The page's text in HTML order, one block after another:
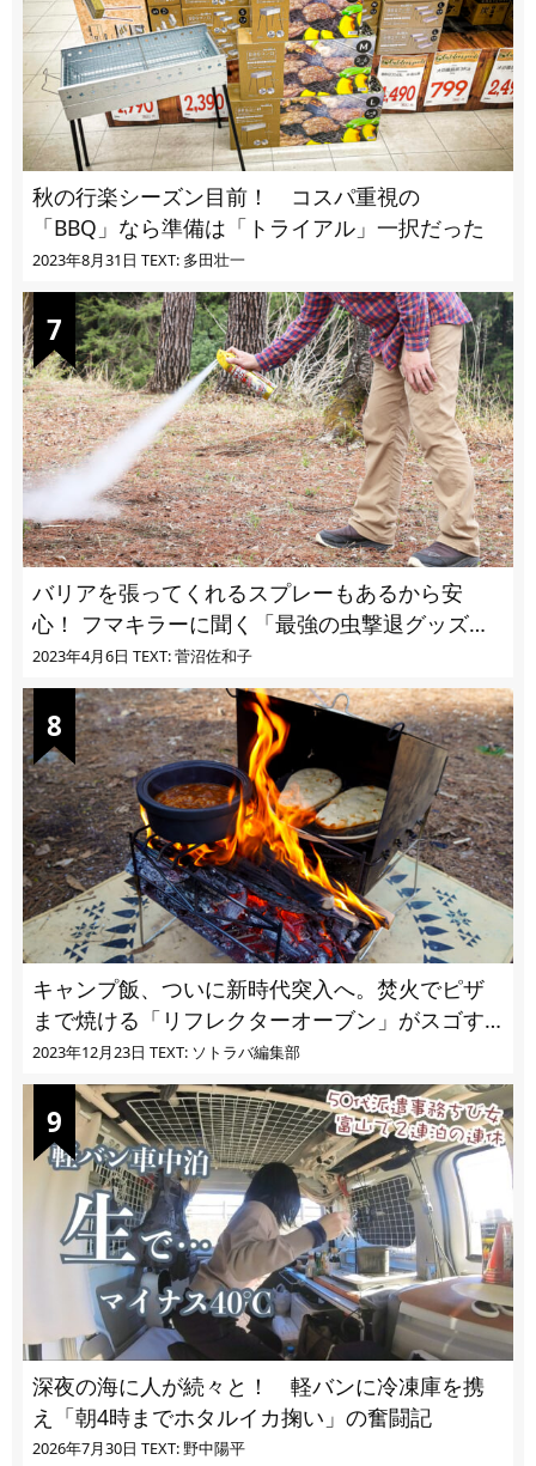
秋の行楽シーズン目前！ コスパ重視の
「BBQ」なら準備は「トライアル」一択だった
2023年8月31日 TEXT: 多田壮一
バリアを張ってくれるスプレーもあるから安
心！ フマキラーに聞く「最強の虫撃退グッズ
vol.4」【キャンプサイトで使う虫よけ】
2023年4月6日 TEXT: 菅沼佐和子
キャンプ飯、ついに新時代突入へ。焚火でピザ
まで焼ける「リフレクターオーブン」がスゴす
ぎる
2023年12月23日 TEXT: ソトラバ編集部
深夜の海に人が続々と！ 軽バンに冷凍庫を携
え「朝4時までホタルイカ掬い」の奮闘記
2026年7月30日 TEXT: 野中陽平